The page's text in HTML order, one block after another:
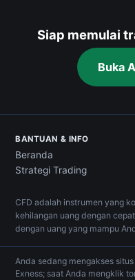
Siap memulai
Buka
BANTUAN & INFO
Beranda
Strategi Trading
CFD adalah instrumen yang
kehilangan uang dengan
dengan uang yang mampu
Anda sedang mengakses
Exness; saat Anda mengklik